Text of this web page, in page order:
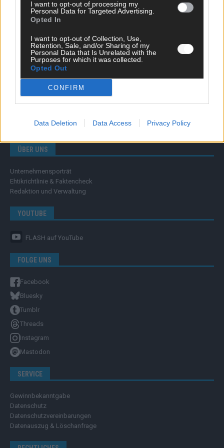
I want to opt-out of processing my
Personal Data for Targeted Advertising.
Opted In
I want to opt-out of Collection, Use,
Retention, Sale, and/or Sharing of my
Personal Data that Is Unrelated with the
Purposes for which it was collected.
Opted Out
CONFIRM
Data Deletion Data Access Privacy Policy
Wissen
Kommentar
Eurovision
FLASH – DAS VIDEOPORTAL
ÜBER UNS
Unternehmensporträt
Ehtikrichtlinie & Faktencheck
Redaktion und Verwaltung
YOUTUBE
FLASH auf YouTube
FOLGE UNS
Facebook
Bluesky
Tumblr
Threads
Instagram
Mastodon
SERVICE
Gewinnbekanntgabe
Datenschutz
Datenschutzvereinbarungen
Datenauszug & Löschanfrage